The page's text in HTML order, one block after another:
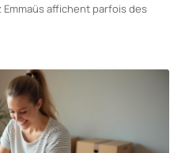
affichent parfois des